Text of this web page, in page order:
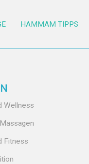
HAMMAM TIPPS
Wellness
Fitness